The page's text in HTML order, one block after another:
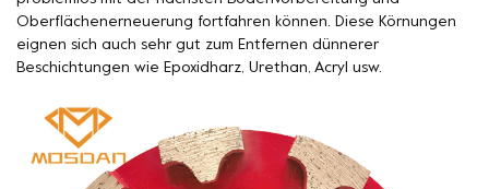
Oberflächenerneuerung fortfahren können. Diese Körnungen
eignen sich auch sehr gut zum Entfernen dünnerer
Beschichtungen wie Epoxidharz, Urethan, Acryl usw.